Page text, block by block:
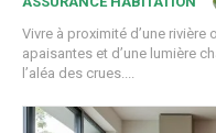
Vivre à proximité d’une rivière
apaisantes et d’une lumière
l’aléa des crues....